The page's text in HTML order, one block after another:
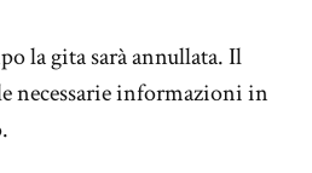
la gita sarà annullata. Il
necessarie informazioni in